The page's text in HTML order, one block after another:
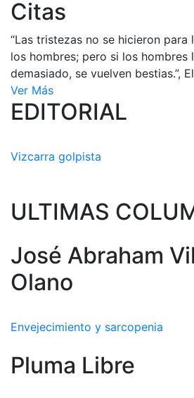
Citas
“Las tristezas no se hicieron para
los hombres; pero si los hombres
demasiado, se vuelven bestias.”,
Ver Más
EDITORIAL
Vizcarra golpista
ULTIMAS
José Abraham
Olano
Envejecimiento y sarcopenia
Pluma Libre